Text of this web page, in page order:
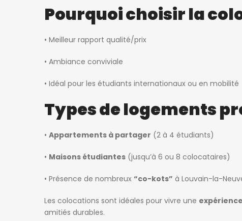
Pourquoi choisir la
• Meilleur rapport qualité/prix
• Ambiance conviviale
• Idéal pour les étudiants internationaux ou en mobilité
Types de logements
• Appartements à partager (2 à 4 étudiants)
• Maisons étudiantes (jusqu’à 6 ou 8 colocataires)
• Présence de nombreux “co-kots” à Louvain-la-
Les colocations sont idéales pour vivre une
amitiés durables.